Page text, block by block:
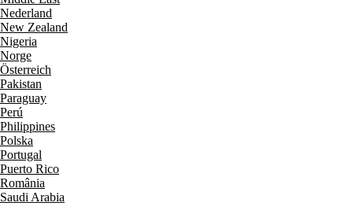
Nederland
New Zealand
Nigeria
Norge
Österreich
Pakistan
Paraguay
Perú
Philippines
Polska
Portugal
Puerto Rico
România
Saudi Arabia